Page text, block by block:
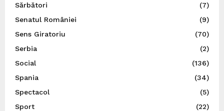
Sărbători
(7)
Senatul României
(9)
Sens Giratoriu
(70)
Serbia
(2)
Social
(136)
Spania
(34)
Spectacol
(5)
Sport
(22)